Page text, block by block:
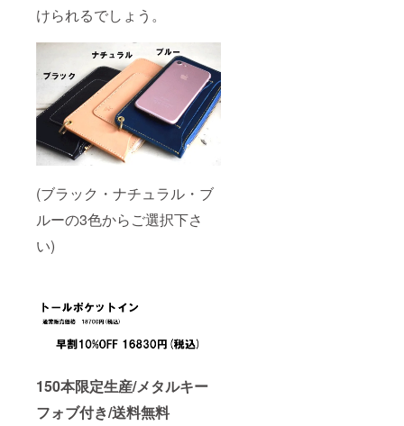
けられるでしょう。
(ブラック・ナチュラル・ブ
ルーの3色からご選択下さ
い)
150本限定生産/メタルキー
フォブ付き/送料無料